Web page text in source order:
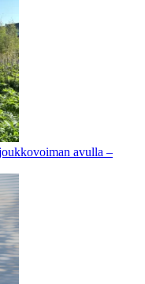
avulla –